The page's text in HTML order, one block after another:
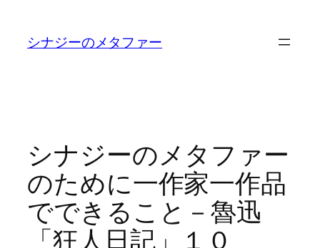
シナジーのメタファー
シナジーのメタファー
のために一作家一作品
でできること－魯迅
「狂人日記」１０